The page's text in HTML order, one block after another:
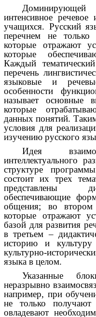
интенсивное речевое
учащихся. Русский
перечнем не только
которые отражают
которые
Каждый
перечень
языковые и
особенности
называет основные
которые
данных понятий.
условия для
изучению русского
Идея
интеллектуального
структуре
состоит их трех
представлены
обеспечивающие
общения; во втором
которые отражают
базой для развития
в третьем –
историю и
культурно-
языка в целом.
Указанные
неразрывно
например, при
не только получают
овладевают